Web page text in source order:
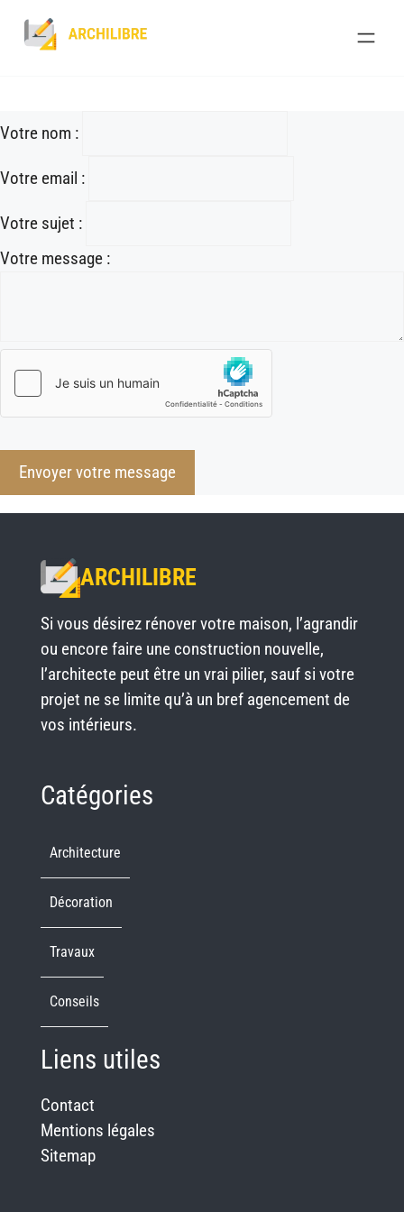
Votre nom :
Votre email :
Votre sujet :
Votre message :
Envoyer votre message
ARCHILIBRE
Si vous désirez rénover votre maison, l’agrandir
ou encore faire une construction nouvelle,
l’architecte peut être un vrai pilier, sauf si votre
projet ne se limite qu’à un bref agencement de
vos intérieurs.
Catégories
Architecture
Décoration
Travaux
Conseils
Liens utiles
Contact
Mentions légales
Sitemap